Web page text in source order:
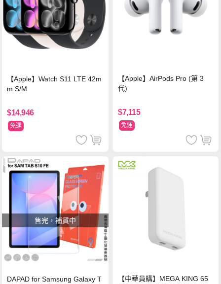
【Apple】Watch S11 LTE 42m
m S/M
$14,946
免運
【Apple】AirPods Pro (第 3
代)
$7,115
免運
售完，補貨中
DAPAD for Samsung Galaxy T
【中華員購】MEGA KING 65